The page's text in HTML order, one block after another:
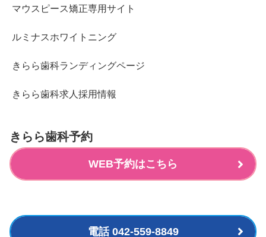
マウスピース矯正専用サイト
ルミナスホワイトニング
きらら歯科ランディングページ
きらら歯科求人採用情報
きらら歯科予約
WEB予約はこちら
電話 042-559-8849